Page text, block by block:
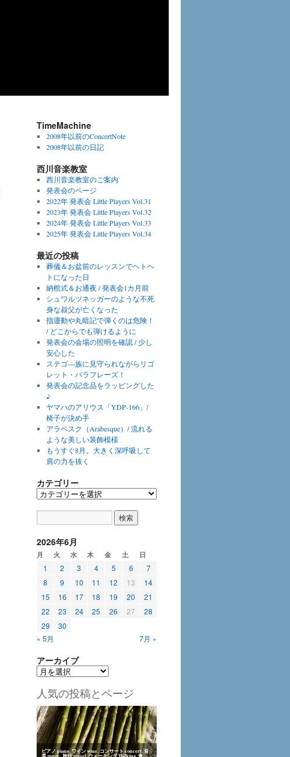
TimeMachine
2008年以前のConcertNote
2008年以前の日記
西川音楽教室
西川音楽教室のご案内
発表会のページ
2022年 発表会 Little Players Vol.31
2023年 発表会 Little Players Vol.32
2024年 発表会 Little Players Vol.33
2025年 発表会 Little Players Vol.34
最近の投稿
葬儀＆お盆前のレッスンでヘトヘ
トになった日
納棺式＆お通夜 / 発表会1カ月前
シュワルツネッガーのような不死
身な叔父が亡くなった
指運動や丸暗記で弾くのは危険！
/ どこからでも弾けるように
発表会の会場の照明を確認 / 少し
安心した
ステゴ―族に見守られながらリゴ
レット・パラフレーズ！
発表会の記念品をラッピングした
♪
ヤマハのアリウス「YDP-166」/
椅子が決め手
アラベスク（Arabesque）/ 流れる
ような美しい装飾模様
もうすぐ8月。大きく深呼吸して
肩の力を抜く
カテゴリー
カ
リ
2026年6月
月 火 水 木 金 土 日
1 2 3 4 5 6
7
8
9 10 11 12 13
14
15
16 17 18 19 20
21
22
23 24 25 26 27
28
29
30
« 5月
7月 »
アーカイブ
ア
カ
ブ
人気の投稿とページ